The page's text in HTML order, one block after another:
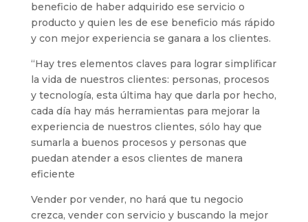
beneficio de haber adquirido ese servicio o
producto y quien les de ese beneficio más rápido
y con mejor experiencia se ganara a los clientes.
“Hay tres elementos claves para lograr simplificar
la vida de nuestros clientes: personas, procesos
y tecnología, esta última hay que darla por hecho,
cada día hay más herramientas para mejorar la
experiencia de nuestros clientes, sólo hay que
sumarla a buenos procesos y personas que
puedan atender a esos clientes de manera
eficiente
Vender por vender, no hará que tu negocio
crezca, vender con servicio y buscando la mejor